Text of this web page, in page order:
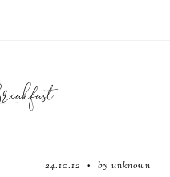
24.10.12 • by unknown